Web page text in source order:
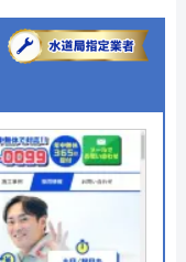
る
ード、コンビ
ド決済